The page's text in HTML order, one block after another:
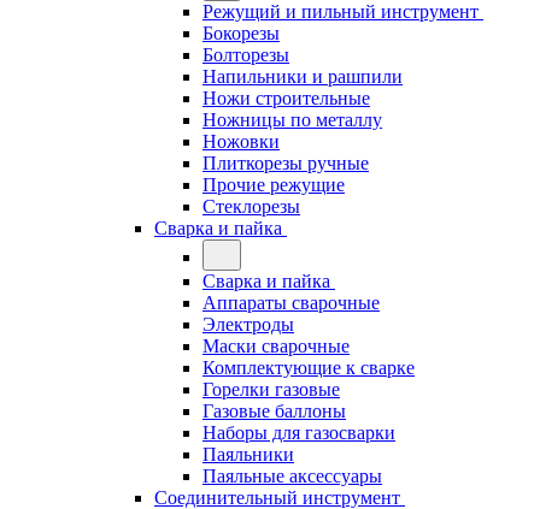
Режущий и пильный инструмент
Бокорезы
Болторезы
Напильники и рашпили
Ножи строительные
Ножницы по металлу
Ножовки
Плиткорезы ручные
Прочие режущие
Стеклорезы
Сварка и пайка
Сварка и пайка
Аппараты сварочные
Электроды
Маски сварочные
Комплектующие к сварке
Горелки газовые
Газовые баллоны
Наборы для газосварки
Паяльники
Паяльные аксессуары
Соединительный инструмент